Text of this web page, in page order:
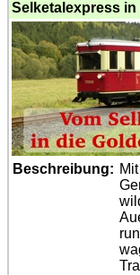
Selketalexpress
Beschreibung: